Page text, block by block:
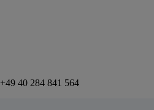
+49 40 284 841 564